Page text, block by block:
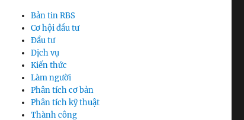
Bản tin RBS
Cơ hội đầu tư
Đầu tư
Dịch vụ
Kiến thức
Làm người
Phân tích cơ bản
Phân tích kỹ thuật
Thành công